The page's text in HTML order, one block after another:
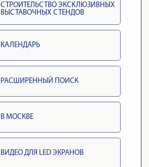
СТРОИТЕЛЬСТВО ЭКСКЛЮЗИВНЫХ
ВЫСТАВОЧНЫХ СТЕНДОВ
КАЛЕНДАРЬ
РАСШИРЕННЫЙ ПОИСК
В МОСКВЕ
ВИДЕО ДЛЯ LED ЭКРАНОВ